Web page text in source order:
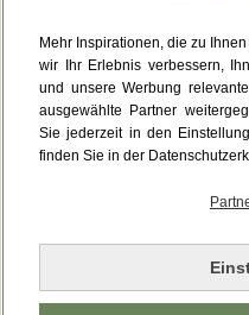
Mehr Inspirationen, die zu
wir Ihr Erlebnis verbessern,
und unsere Werbung
ausgewählte Partner
Sie jederzeit in den
finden Sie in der